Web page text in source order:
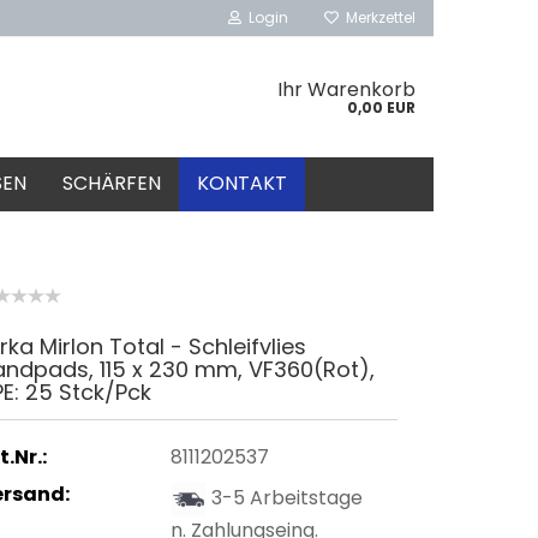
Login Merkzettel
Ihr Warenkorb
0,00 EUR
SCHÄRFEN KONTAKT
Mirlon Total - Schleifvlies
115 x 230 mm, VF360(Rot),
25 Stck/Pck
8111202537
3-5 Arbeitstage
n. Zahlungseing.